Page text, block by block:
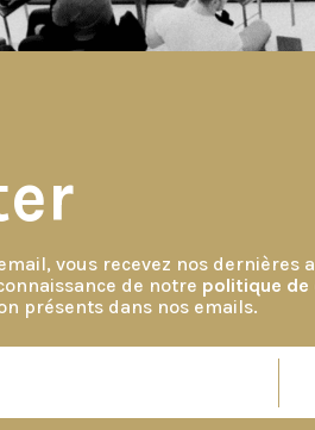
vous recevez nos
de notre politique
présents dans nos emails.